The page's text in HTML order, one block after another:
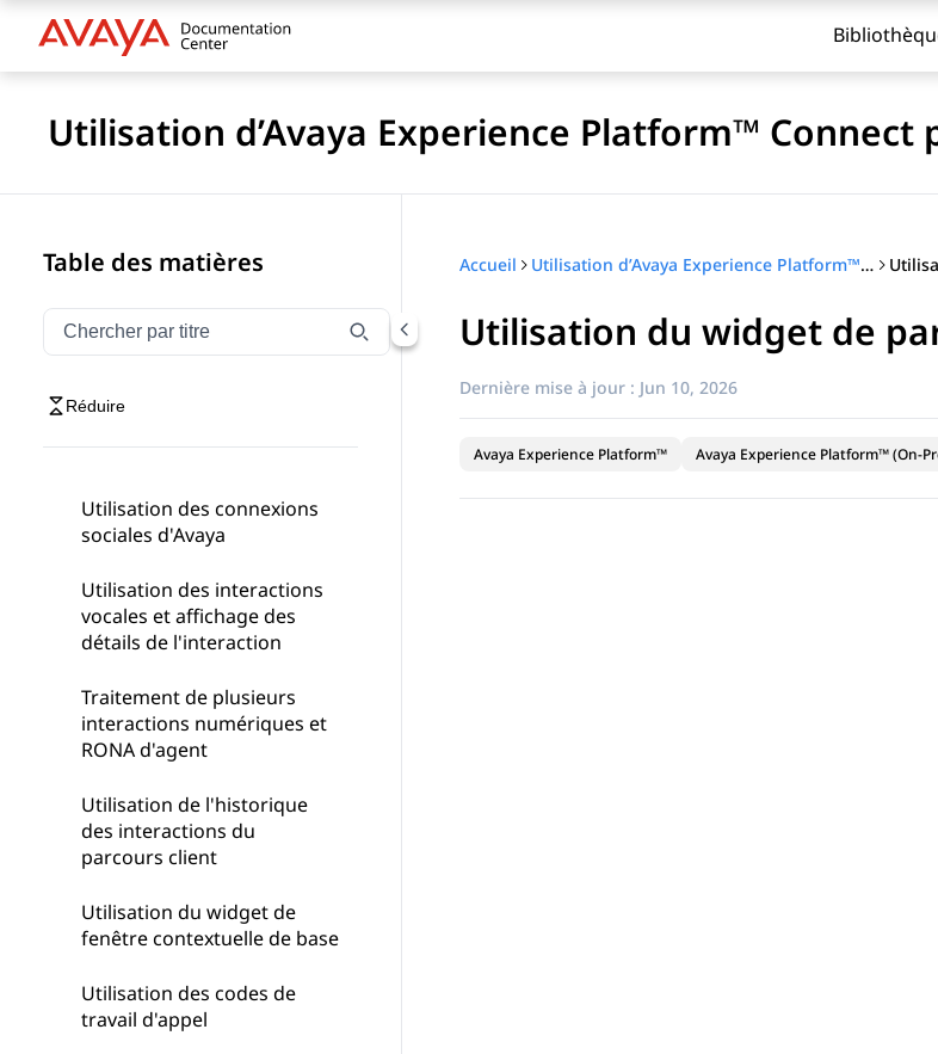
Utilisation d’Avaya Experience Platform™ Connect
Table des matières
Filtrer la navigation par titre
Tapez pour filtrer les éléments de navigation par titre
Réduire
Utilisation des connexions
sociales d'Avaya
Utilisation des interactions
vocales et affichage des
détails de l'interaction
Traitement de plusieurs
interactions numériques et
RONA d'agent
Utilisation de l'historique
des interactions du
parcours client
Utilisation du widget de
fenêtre contextuelle de base
Utilisation des codes de
travail d'appel
Accueil Utilisation d’Avaya Experience Platform™ Connect pour les agents
Utilisation du widget de
Dernière mise à jour : Jun 10, 2026
Avaya Experience Platform™ Avaya Experience Platform™ (On-